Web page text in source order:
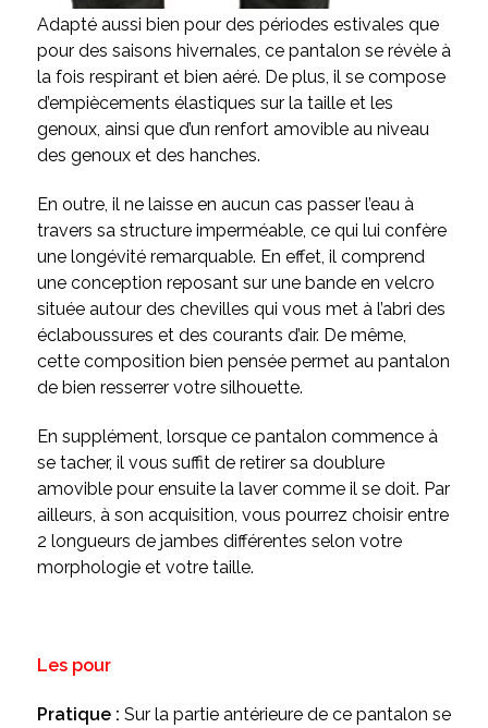
Adapté aussi bien pour des périodes estivales que
pour des saisons hivernales, ce pantalon se révèle à
la fois respirant et bien aéré. De plus, il se compose
d’empiècements élastiques sur la taille et les
genoux, ainsi que d’un renfort amovible au niveau
des genoux et des hanches.
En outre, il ne laisse en aucun cas passer l’eau à
travers sa structure imperméable, ce qui lui confère
une longévité remarquable. En effet, il comprend
une conception reposant sur une bande en velcro
située autour des chevilles qui vous met à l’abri des
éclaboussures et des courants d’air. De même,
cette composition bien pensée permet au pantalon
de bien resserrer votre silhouette.
En supplément, lorsque ce pantalon commence à
se tacher, il vous suffit de retirer sa doublure
amovible pour ensuite la laver comme il se doit. Par
ailleurs, à son acquisition, vous pourrez choisir entre
2 longueurs de jambes différentes selon votre
morphologie et votre taille.
Les pour
Pratique : Sur la partie antérieure de ce pantalon se